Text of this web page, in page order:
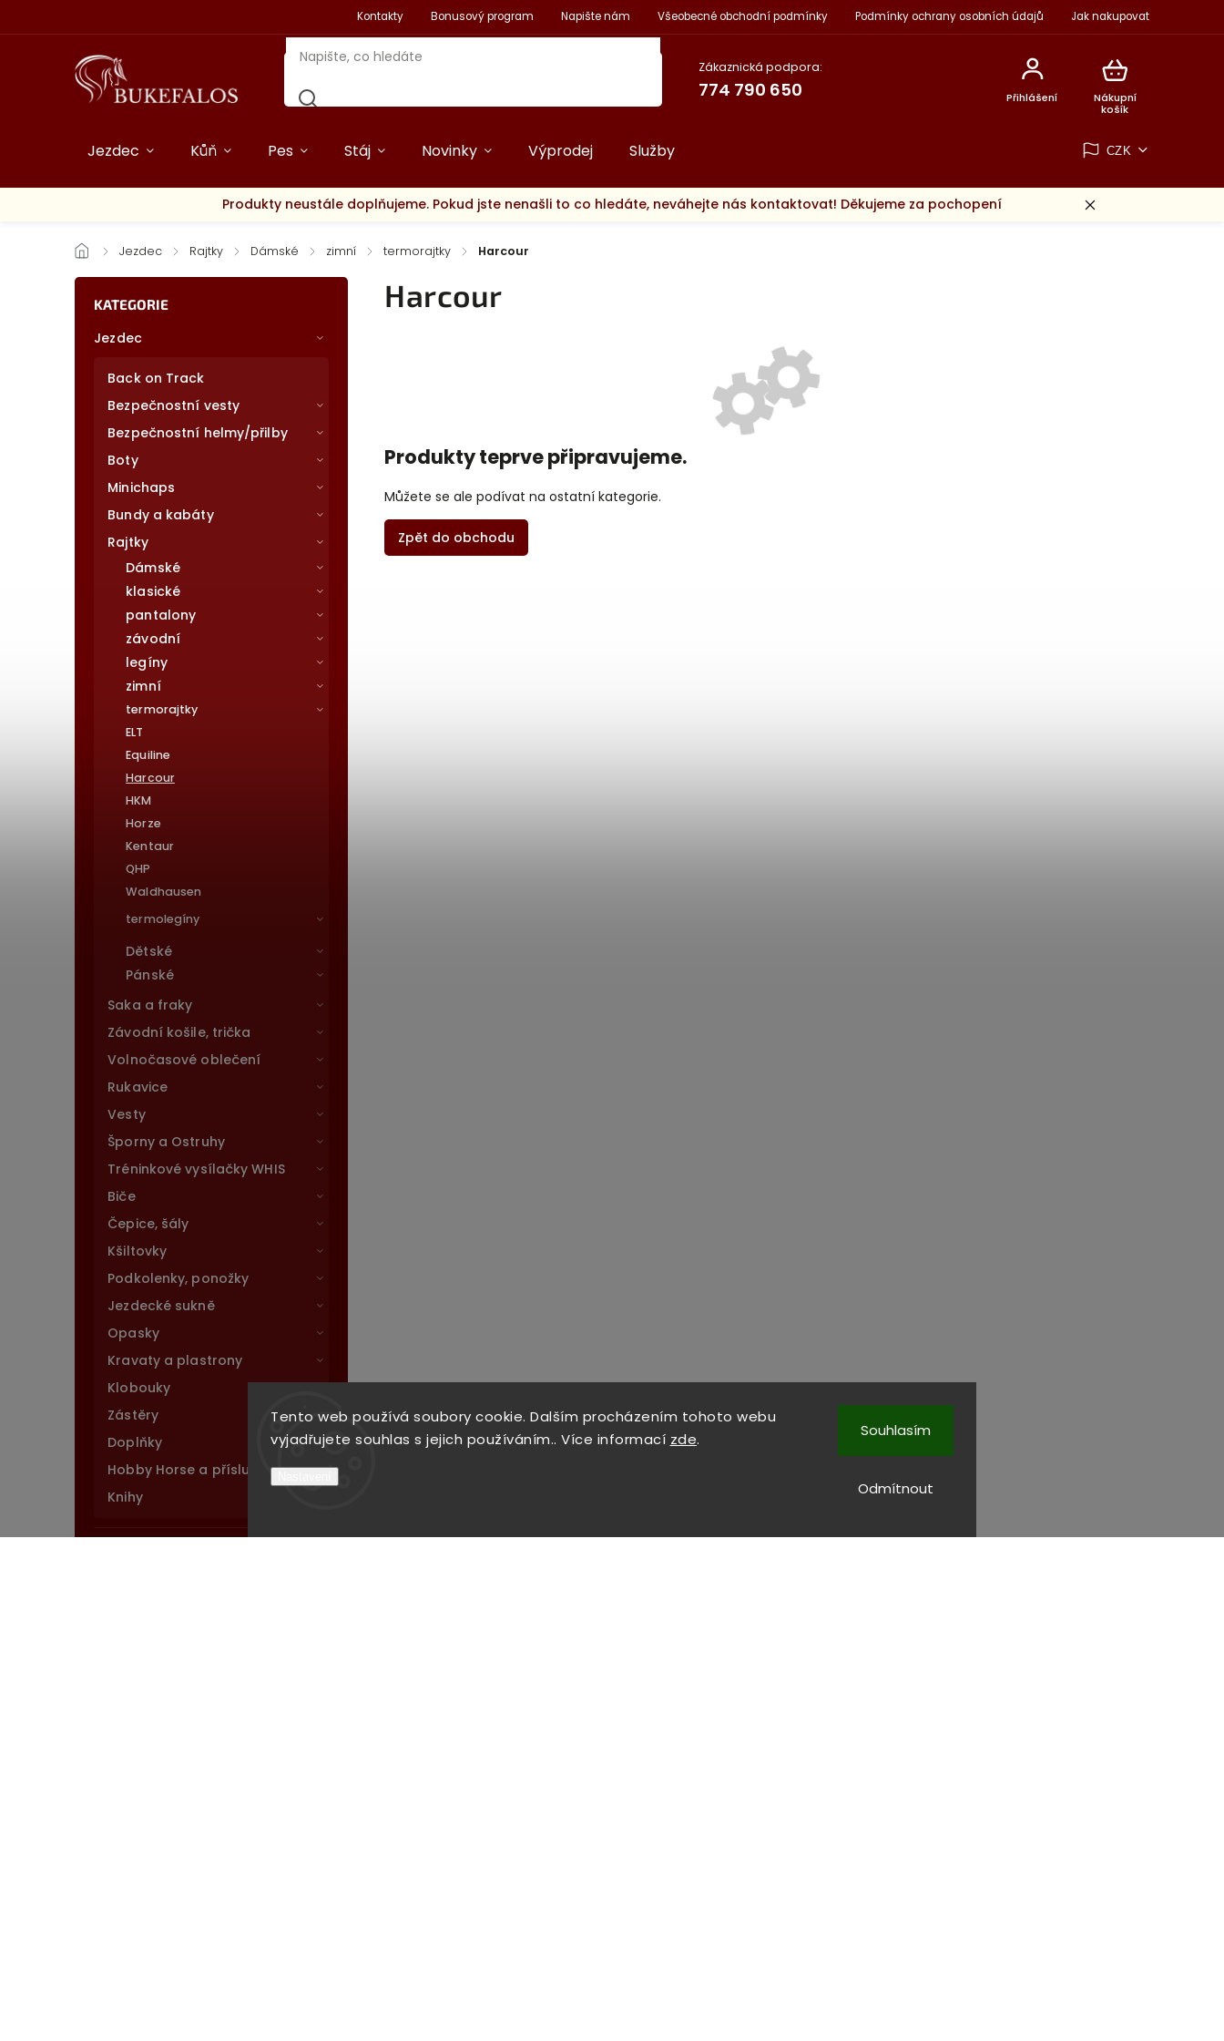
Tento web používá soubory cookie. Dalším procházením tohoto webu
vyjadřujete souhlas s jejich používáním.. Více informací zde.
Odmítnout
Souhlasím
Kontakty Bonusový program Napište nám Všeobecné obchodní podmínky Podmínky ochrany osobních údajů Jak nakupovat
Zákaznická podpora:
774 790 650
Nákupní
košík
Přihlášení
CZK
Jezdec Kůň Pes Stáj Novinky Výprodej Služby
Produkty neustále doplňujeme. Pokud jste nenašli to co hledáte, neváhejte nás kontaktovat! Děkujeme za pochopení
/ Jezdec / Rajtky / Dámské / zimní / termorajtky / Harcour
KATEGORIE
Jezdec
Back on Track
Bezpečnostní vesty
Bezpečnostní helmy/přilby
Boty
Minichaps
Bundy a kabáty
Rajtky
Dámské
klasické
pantalony
závodní
legíny
zimní
termorajtky
ELT
Equiline
Harcour
HKM
Horze
Kentaur
QHP
Waldhausen
termolegíny
Dětské
Pánské
Saka a fraky
Závodní košile, trička
Volnočasové oblečení
Rukavice
Vesty
Šporny a Ostruhy
Tréninkové vysílačky WHIS
Biče
Čepice, šály
Kšiltovky
Podkolenky, ponožky
Jezdecké sukně
Opasky
Kravaty a plastrony
Klobouky
Zástěry
Doplňky
Hobby Horse a příslušenství
Knihy
Harcour
Produkty teprve připravujeme.
Můžete se ale podívat na ostatní kategorie.
Zpět do obchodu